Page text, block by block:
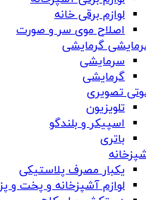
لوازم برقی خانه
اصلاح موی سر و صورت
گرمایشی
سرمایشی
گرمایشی
تصویری
تلویزیون
اسپیکر و بلندگو
باتری
یکبار مصرف پلاستیکی
لوازم آشپزخانه و پخت و پز